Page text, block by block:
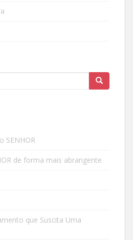
SENHOR
de forma mais abrangente
que Suscita Uma